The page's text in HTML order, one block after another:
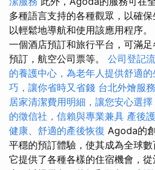
多種語言支持的各種觀眾，以確
以輕鬆地導航和使用該應用程序。
一個酒店預訂和旅行平台，可滿
預訂，航空公司票等。 公司登記
的養護中心，為老年人提供舒適
巧，讓你省時又省錢 台北外燴服
居家清潔費用明細，讓您安心選擇
的徵信社，信賴與專業兼具 產後
健康、舒適的產後恢復 Agoda的
平穩的預訂體驗，使其成為全球數
它提供了各種各樣的住宿機會，